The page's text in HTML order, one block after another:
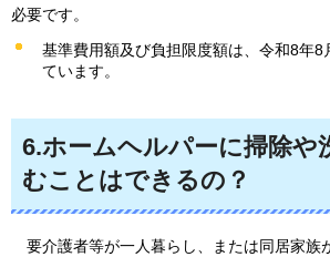
必要です。
基準費用額及び負担限度額は、令和8年8
ています。
6.ホームヘルパーに掃除や
むことはできるの？
要介護者等が一人暮らし、または同居家族